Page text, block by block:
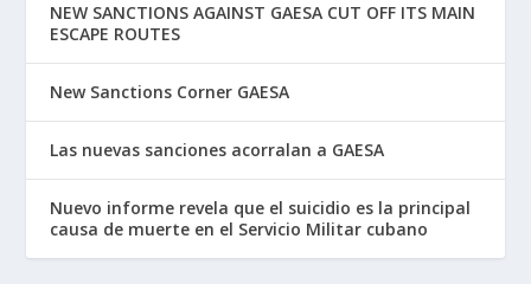
NEW SANCTIONS AGAINST GAESA CUT OFF ITS MAIN
ESCAPE ROUTES
New Sanctions Corner GAESA
Las nuevas sanciones acorralan a GAESA
Nuevo informe revela que el suicidio es la principal
causa de muerte en el Servicio Militar cubano